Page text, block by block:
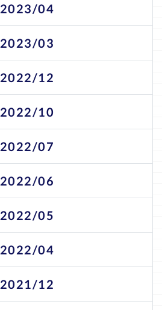
2023/04
2023/03
2022/12
2022/10
2022/07
2022/06
2022/05
2022/04
2021/12